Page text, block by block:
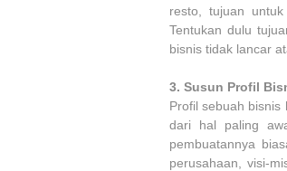
resto, tujuan
Tentukan dulu
bisnis tidak lancar
3. Susun Profil
Profil sebuah
dari hal paling
pembuatannya
perusahaan, visi-